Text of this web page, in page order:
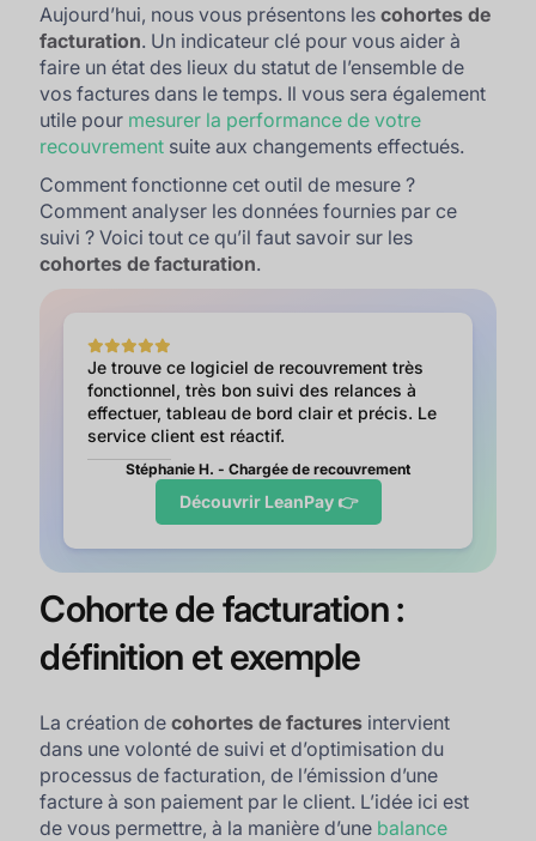
Aujourd’hui, nous vous présentons lescohortes de
facturation. Un indicateur clé pour vous aider à
faire un état des lieux du statut de l’ensemble de
vos factures dans le temps. Il vous sera également
utile pour mesurer la performance de votre
recouvrement suite aux changements effectués.
Comment fonctionne cet outil de mesure ?
Comment analyser les données fournies par ce
suivi ? Voici tout ce qu’il faut savoir sur les
cohortes de facturation.
Je trouve ce logiciel de recouvrement très
fonctionnel, très bon suivi des relances à
effectuer, tableau de bord clair et précis. Le
service client est réactif.
Stéphanie H. - Chargée de recouvrement
Découvrir LeanPay 👉
Cohorte de facturation :
définition et exemple
La création decohortes de factures intervient
dans une volonté de suivi et d’optimisation du
processus de facturation, de l’émission d’une
facture à son paiement par le client. L’idée ici est
de vous permettre, à la manière d’une balance